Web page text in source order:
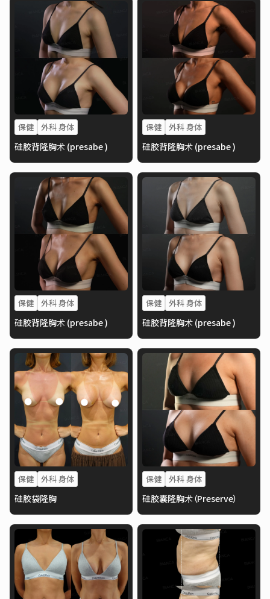
保健 外科 身体
硅胶背隆胸术 (presabe )
保健 外科 身体
硅胶背隆胸术 (presabe )
保健 外科 身体
硅胶背隆胸术 (presabe )
保健 外科 身体
硅胶背隆胸术 (presabe )
保健 外科 身体
硅胶袋隆胸
保健 外科 身体
硅胶囊隆胸术（Preserve）